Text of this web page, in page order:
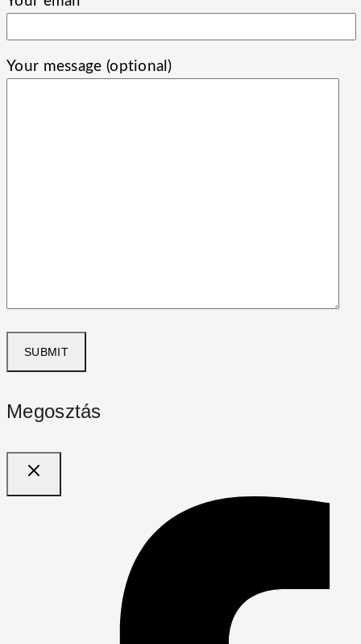
Your message (optional)
Megosztás